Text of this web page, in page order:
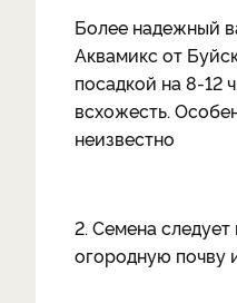
Более надежный
Аквамикс от
посадкой на 8-12
всхожесть.
неизвестно
2. Семена
огородную почву